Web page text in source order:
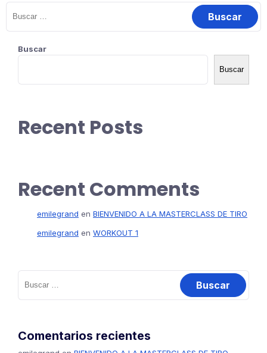
Buscar
Buscar
Recent Posts
Recent Comments
emilegrand en BIENVENIDO A LA MASTERCLASS DE TIRO
emilegrand en WORKOUT 1
Comentarios recientes